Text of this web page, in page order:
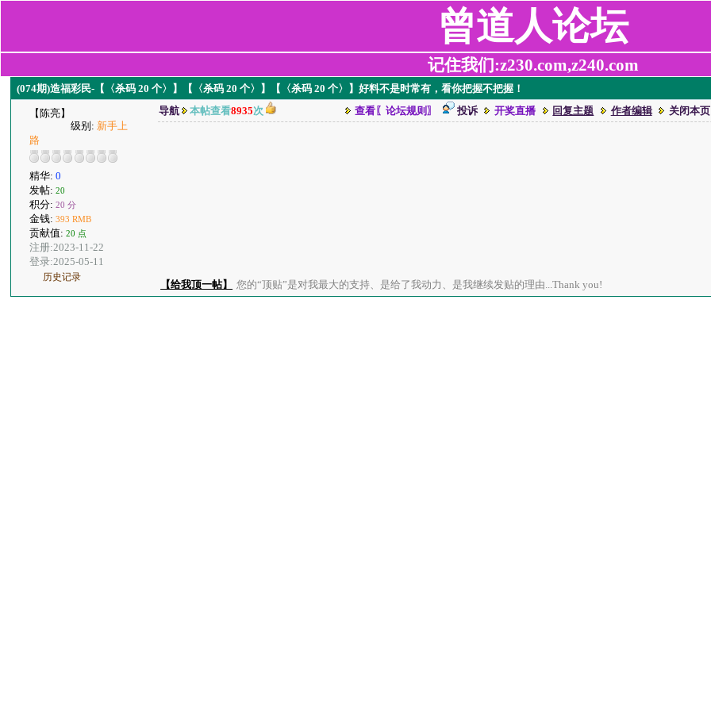
曾道人论坛
记住我们:z230.com,z240.com
(074期)造福彩民-【〈杀码 20 个〉】【〈杀码 20 个〉】【〈杀码 20 个〉】好料不是时常有，看你把握不把握！
【陈亮】
级别: 新手上
路
精华:0
发帖:20
积分:20 分
金钱:393 RMB
贡献值:20 点
注册:2023-11-22
登录:2025-05-11
历史记录
导航 本帖查看8935次 查看〖论坛规则〗 投诉 开奖直播 回复主题 作者编辑 关闭本页
【给我顶一帖】 您的“顶贴”是对我最大的支持、是给了我动力、是我继续发贴的理由...Thank you!